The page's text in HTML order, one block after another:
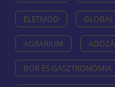
ÉLETMÓD GLOBÁL
AGRÁRIUM
BOR ÉS GASZTRONÓMIA